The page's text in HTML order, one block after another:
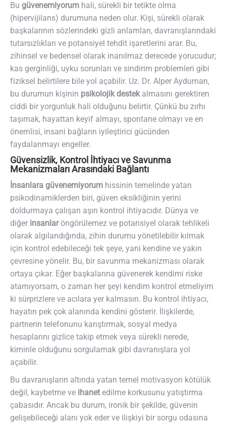
Bu güvenemiyorum hali, sürekli bir tetikte olma
(hipervijilans) durumuna neden olur. Kişi, sürekli olarak
başkalarının sözlerindeki gizli anlamları, davranışlarındaki
tutarsızlıkları ve potansiyel tehdit işaretlerini arar. Bu,
zihinsel ve bedensel olarak inanılmaz derecede yorucudur;
kas gerginliği, uyku sorunları ve sindirim problemleri gibi
fiziksel belirtilere bile yol açabilir. Uz. Dr. Alper Ayduman,
bu durumun kişinin psikolojik destekalmasını gerektiren
ciddi bir yorgunluk hali olduğunu belirtir. Çünkü bu zırhı
taşımak, hayattan keyif almayı, spontane olmayı ve en
önemlisi, insani bağların iyileştirici gücünden
faydalanmayı engeller.
Güvensizlik, Kontrol İhtiyacı ve Savunma
Mekanizmaları Arasındaki Bağlantı
İnsanlara güvenemiyorum hissinin temelinde yatan
psikodinamiklerden biri, güven eksikliğinin yerini
doldurmaya çalışan aşırı kontrol ihtiyacıdır. Dünya ve
diğer insanlaröngörülemez ve potansiyel olarak tehlikeli
olarak algılandığında, zihin durumu yönetilebilir kılmak
için kontrol edebileceği tek şeye, yani kendine ve yakın
çevresine yönelir. Bu, bir savunma mekanizması olarak
ortaya çıkar. Eğer başkalarına güvenerek kendimi riske
atamıyorsam, o zaman her şeyi kendim kontrol etmeliyim
ki sürprizlere ve acılara yer kalmasın. Bu kontrol ihtiyacı,
hayatın pek çok alanında kendini gösterir. İlişkilerde,
partnerin telefonunu karıştırmak, sosyal medya
hesaplarını gizlice takip etmek veya sürekli nerede,
kiminle olduğunu sorgulamak gibi davranışlara yol
açabilir.
Bu davranışların altında yatan temel motivasyon kötülük
değil, kaybetme ve ihanetedilme korkusunu yatıştırma
çabasıdır. Ancak bu durum, ironik bir şekilde, güvenin
gelişebileceği alanı yok eder ve ilişkiyi bir sorgu odasına